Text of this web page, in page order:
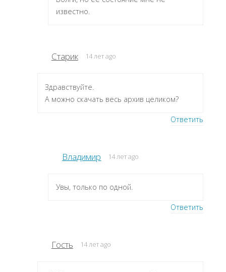
известно.
Старик 14 лет ago
Здравствуйте.
А можно скачать весь архив целиком?
Ответить
Владимир 14 лет ago
Увы, только по одной.
Ответить
Гость 14 лет ago